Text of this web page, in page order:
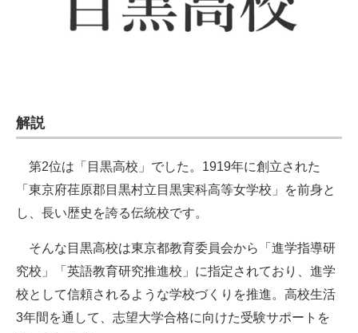
解説
第2位は「目黒高校」でした。1919年に創立された
「東京府荏原郡目黒村立目黒実科高等女学校」を前身と
し、長い歴史を誇る伝統校です。
そんな目黒高校は東京都教育委員会から「進学指導研
究校」「英語教育研究推進校」に指定されており、進学
校として信頼されるような学校づくりを推進。高校生活
3年間を通して、志望大学合格に向けた受験サポートを